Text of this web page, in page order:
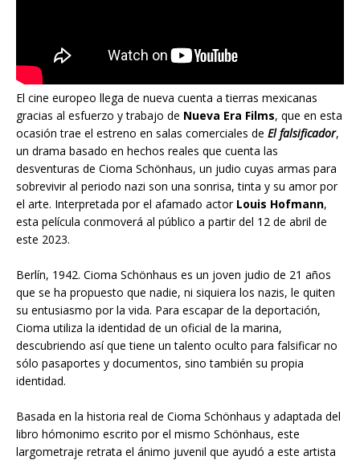
El cine europeo llega de nueva cuenta a tierras mexicanas
gracias al esfuerzo y trabajo de Nueva Era Films, que en esta
ocasión trae el estreno en salas comerciales de El falsificador,
un drama basado en hechos reales que cuenta las
desventuras de Cioma Schönhaus, un judio cuyas armas para
sobrevivir al periodo nazi son una sonrisa, tinta y su amor por
el arte. Interpretada por el afamado actor Louis Hofmann,
esta película conmoverá al público a partir del 12 de abril de
este 2023.
Berlín, 1942. Cioma Schönhaus es un joven judio de 21 años
que se ha propuesto que nadie, ni siquiera los nazis, le quiten
su entusiasmo por la vida. Para escapar de la deportación,
Cioma utiliza la identidad de un oficial de la marina,
descubriendo así que tiene un talento oculto para falsificar no
sólo pasaportes y documentos, sino también su propia
identidad.
Basada en la historia real de Cioma Schönhaus y adaptada del
libro hómonimo escrito por el mismo Schönhaus, este
largometraje retrata el ánimo juvenil que ayudó a este artista